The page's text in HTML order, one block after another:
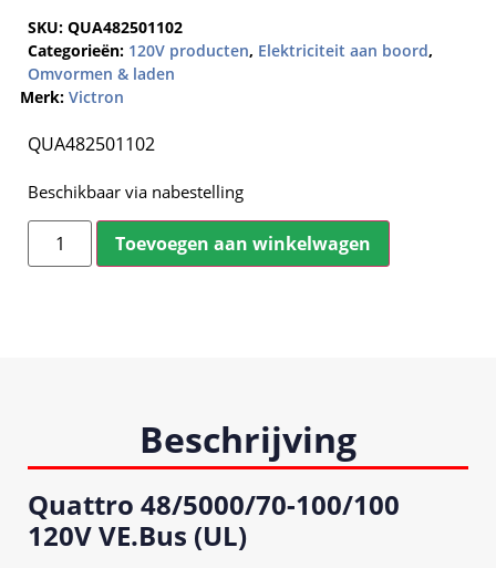
SKU: QUA482501102
Categorieën: 120V producten, Elektriciteit aan boord,
Omvormen & laden
Merk: Victron
QUA482501102
Beschikbaar via nabestelling
Toevoegen aan winkelwagen
Beschrijving
Quattro 48/5000/70-100/100
120V VE.Bus (UL)